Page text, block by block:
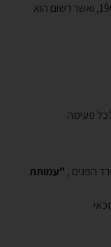
בסעיף 1 (ב) לחוק מרשם האוכלוסין התשכ"ה 1965, ואשר רשום הוא
הפנים , "עמותת